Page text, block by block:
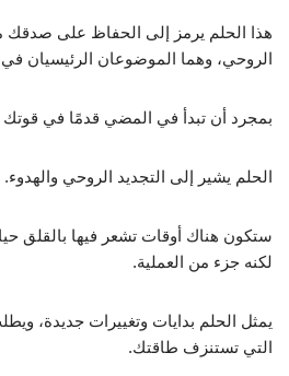
هذا الحلم يرمز إلى الحفاظ على
الروحي، وهما الموضوعان الرئيسيان في
بمجرد أن تبدأ في المضي قدمًا في
الحلم يشير إلى التجديد الروحي والهدوء.
ستكون هناك أوقات تشعر فيها بالقلق
لكنه جزء من العملية.
يمثل الحلم بدايات وتغييرات جديدة،
التي تستنزف طاقتك.